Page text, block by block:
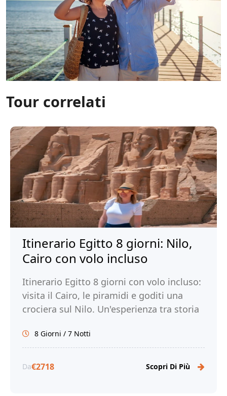
Tour correlati
Itinerario Egitto 8 giorni: Nilo,
Cairo con volo incluso
Itinerario Egitto 8 giorni con volo incluso:
visita il Cairo, le piramidi e goditi una
crociera sul Nilo. Un'esperienza tra storia
8 Giorni / 7 Notti
Da€2718 Scopri Di Più